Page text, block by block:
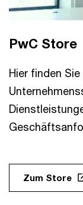
PwC Store
Hier finden
Zum Store